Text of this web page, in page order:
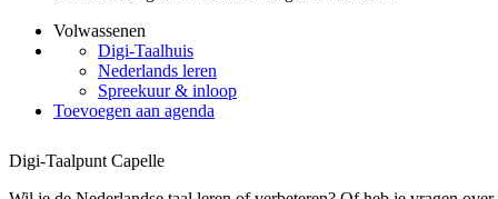
Volwassenen
Digi-Taalhuis
Nederlands leren
Spreekuur & inloop
Toevoegen aan agenda
Digi-Taalpunt Capelle